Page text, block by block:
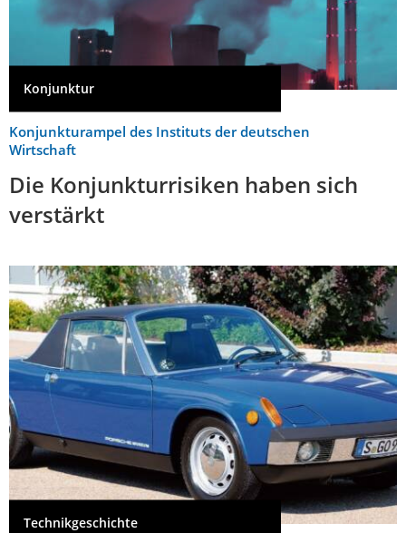
Konjunktur
Konjunkturampel des Instituts der deutschen
Wirtschaft
Die Konjunkturrisiken haben sich
verstärkt
Technikgeschichte